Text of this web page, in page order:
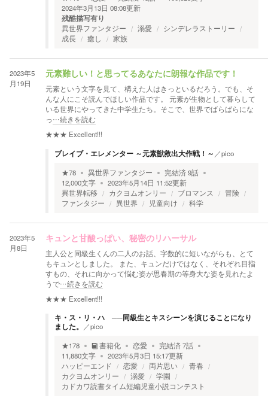
2024年3月13日 08:08更新
残酷描写有り
異世界ファンタジー 溺愛
シンデレラストーリー
成長
癒し 家族
2023年5
月19日
元素難しい！と思ってるあなたに朗報な作品です！
元素という文字を見て、構えた人はきっといるだろう。でも、そ
んな人にこそ読んでほしい作品です。 元素が生物として暮らして
いる世界にやってきた中学生たち。そこで、世界でばらばらにな
っ…続きを読む
★★★ Excellent!!!
ブレイブ・エレメンター ～元素獣救出大作戦！～ ／pico
★78 異世界ファンタジー 完結済9話
12,000文字 2023年5月14日 11:52更新
異世界転移
カクヨムオンリー ブロマンス
冒険
ファンタジー
異世界 児童向け 科学
2023年5
月8日
キュンと甘酸っぱい、秘密のリハーサル
主人公と同級生くんの二人のお話、字数的に短いながらも、とて
もキュンとしました。 また、キュンだけではなく、それぞれ目指
すもの、それに向かって悩む姿が思春期の等身大な姿を見れたよ
うで…続きを読む
★★★ Excellent!!!
キ・ス・リ・ハ ──同級生とキスシーンを演じることになり
ました。
／pico
★178 書籍化 恋愛 完結済 7話
11,880文字 2023年5月3日 15:17更新
ハッピーエンド
恋愛 両片思い
青春
カクヨムオンリー
溺愛
学園
カドカワ読書タイム短編児童小説コンテスト